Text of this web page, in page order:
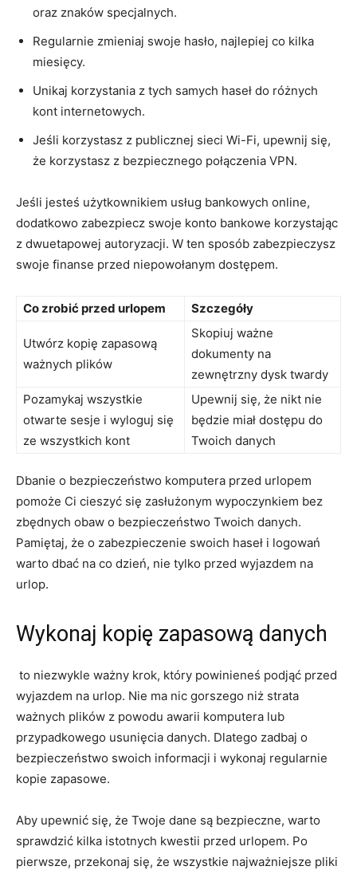
⁣oraz znaków ​specjalnych.
Regularnie⁢ zmieniaj swoje hasło, najlepiej co kilka
miesięcy.
Unikaj korzystania z⁤ tych samych‌ haseł do ‍różnych
kont ​internetowych.
Jeśli korzystasz z publicznej sieci Wi-Fi, upewnij się,
że korzystasz z bezpiecznego połączenia VPN.
Jeśli⁣ jesteś użytkownikiem usług bankowych online,
⁣dodatkowo zabezpiecz​ swoje konto bankowe korzystając
z⁤ dwuetapowej autoryzacji.⁤ W ‍ten sposób zabezpieczysz
swoje finanse przed ⁢niepowołanym dostępem.
Co zrobić przed urlopem Szczegóły
Utwórz kopię ⁢zapasową
ważnych plików
Skopiuj ważne⁢
dokumenty na ​
zewnętrzny dysk twardy
Pozamykaj wszystkie
otwarte sesje i wyloguj‍ się
ze wszystkich kont
Upewnij się, że nikt nie
będzie miał⁢ dostępu⁤ do
Twoich danych
Dbanie⁣ o bezpieczeństwo komputera‌ przed urlopem
pomoże Ci cieszyć się ⁢zasłużonym wypoczynkiem bez
zbędnych obaw o bezpieczeństwo Twoich ⁢danych.
Pamiętaj, że o zabezpieczenie swoich haseł i ‍logowań
warto dbać na co dzień, nie tylko przed wyjazdem ⁤na
urlop.
Wykonaj‌ kopię zapasową danych
⁣ to niezwykle‌ ważny krok, który powinieneś ‌podjąć przed
wyjazdem ‍na‌ urlop. Nie ⁢ma nic gorszego niż ‌strata
ważnych plików z powodu awarii komputera lub
przypadkowego usunięcia ⁤danych. Dlatego zadbaj o
bezpieczeństwo swoich informacji ⁣i wykonaj regularnie
kopie zapasowe.
Aby upewnić się, że Twoje dane są⁣ bezpieczne, warto
sprawdzić kilka istotnych kwestii‍ przed urlopem. Po
pierwsze, przekonaj ​się, że ‍wszystkie najważniejsze pliki